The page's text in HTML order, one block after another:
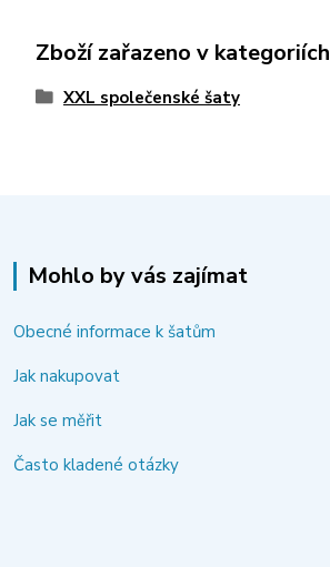
Zboží zařazeno v kategoriích
XXL společenské šaty
Mohlo by vás zajímat
Obecné informace k šatům
Jak nakupovat
Jak se měřit
Často kladené otázky